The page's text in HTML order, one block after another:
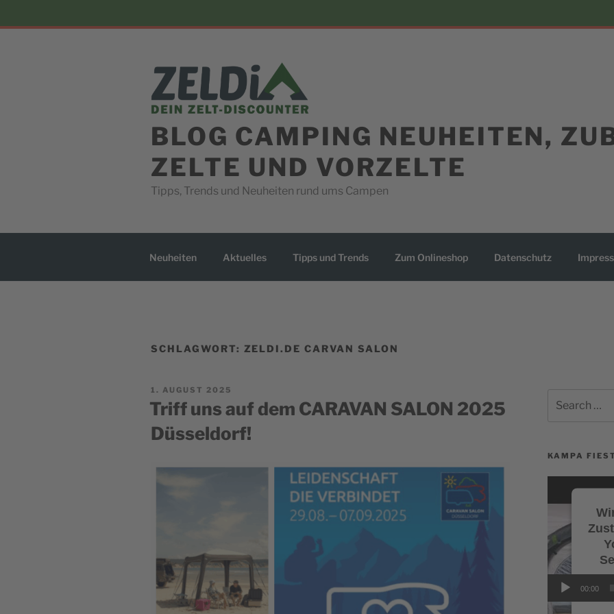
to
BLOG CAMPING NEUHEITEN,
ZELTE UND VORZELTE
Tipps, Trends und Neuheiten rund ums Campen
Neuheiten Aktuelles Tipps und Trends Zum Onlineshop Datenschutz
SCHLAGWORT: ZELDI.DE CARVAN SALON
POSTED
1. AUGUST 2025
Triff uns auf dem CARAVAN SALON 2025
Düsseldorf!
for:
KAMPA
00:00